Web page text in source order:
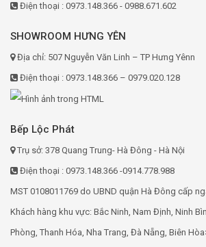
Điện thoại : 0973.148.366 - 0988.671.602
SHOWROOM HƯNG YÊN
Địa chỉ: 507 Nguyễn Văn Linh – TP Hưng Yênn
Điện thoại : 0973.148.366 – 0979.020.128
Bếp Lộc Phát
Trụ sở: 378 Quang Trung- Hà Đông - Hà Nội
Điện thoại : 0973.148.366 -0914.778.988
MST 0108011769 do UBND quận Hà Đông cấp
Khách hàng khu vực: Bắc Ninh, Nam Định, Ninh
Phòng, Thanh Hóa, Nha Trang, Đà Nẵng, Biên